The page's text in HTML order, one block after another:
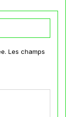
Les champs